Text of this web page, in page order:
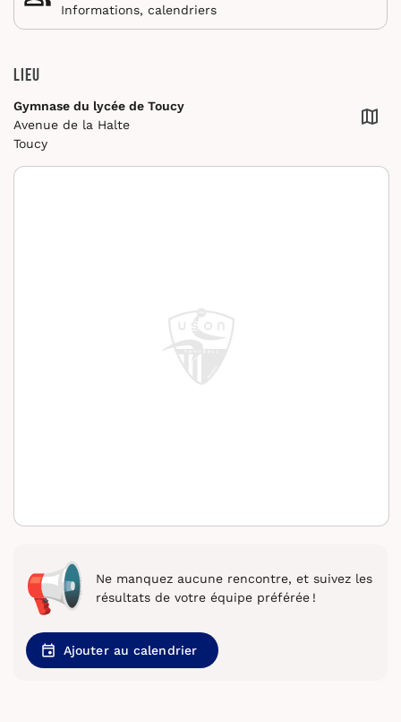
Informations, calendriers
Lieu
Gymnase du lycée de Toucy
Avenue de la Halte
Toucy
Ne manquez aucune rencontre, et suivez les
résultats de votre équipe préférée !
Ajouter au calendrier